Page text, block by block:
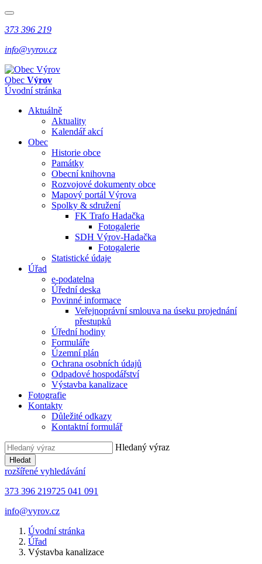
373 396 219
info@vyrov.cz
Obec Výrov
Úvodní stránka
Aktuálně
Aktuality
Kalendář akcí
Obec
Historie obce
Památky
Obecní knihovna
Rozvojové dokumenty obce
Mapový portál Výrova
Spolky & sdružení
FK Trafo Hadačka
Fotogalerie
SDH Výrov-Hadačka
Fotogalerie
Statistické údaje
Úřad
e-podatelna
Úřední deska
Povinné informace
Veřejnoprávní smlouva na úseku projednání
přestupků
Úřední hodiny
Formuláře
Územní plán
Ochrana osobních údajů
Odpadové hospodářství
Výstavba kanalizace
Fotografie
Kontakty
Důležité odkazy
Kontaktní formulář
Hledaný výraz
Hledat
rozšířené vyhledávání
373 396 219725 041 091
info@vyrov.cz
Úvodní stránka
Úřad
Výstavba kanalizace